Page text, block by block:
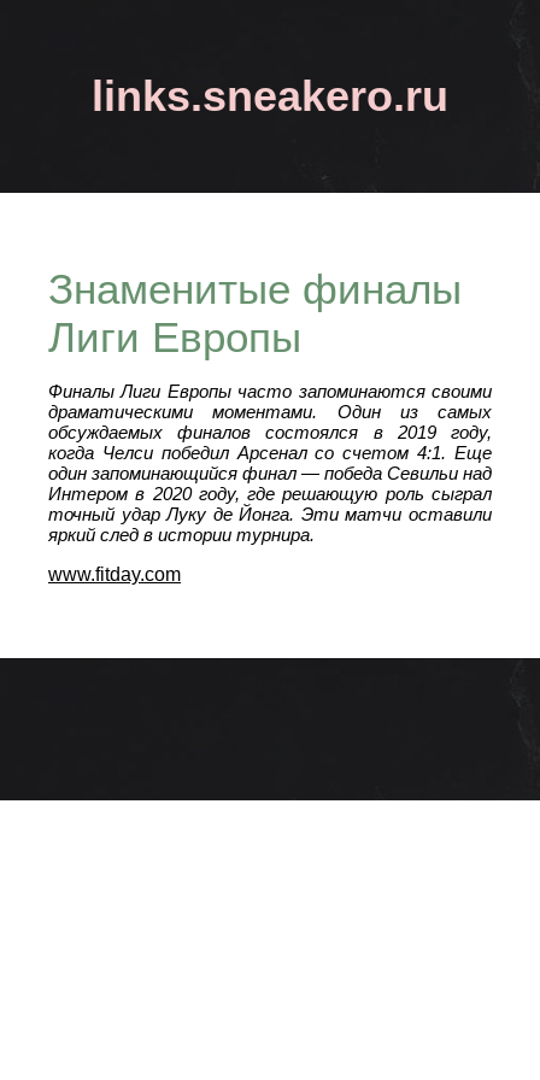
links.sneakero.ru
Знаменитые финалы
Лиги Европы
Финалы Лиги Европы часто запоминаются своими
драматическими моментами. Один из самых
обсуждаемых финалов состоялся в 2019 году,
когда Челси победил Арсенал со счетом 4:1. Еще
один запоминающийся финал — победа Севильи над
Интером в 2020 году, где решающую роль сыграл
точный удар Луку де Йонга. Эти матчи оставили
яркий след в истории турнира.
www.fitday.com